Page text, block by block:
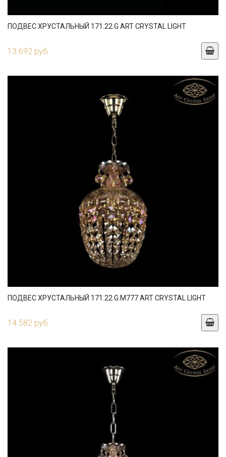
ПОДВЕС ХРУСТАЛЬНЫЙ 171.22.G ART CRYSTAL LIGHT
13 692 руб.
ПОДВЕС ХРУСТАЛЬНЫЙ 171.22.G.M777 ART CRYSTAL LIGHT
14 582 руб.